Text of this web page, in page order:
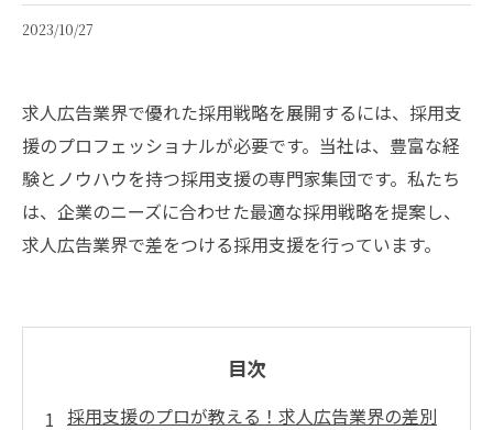
2023/10/27
求人広告業界で優れた採用戦略を展開するには、採用支
援のプロフェッショナルが必要です。当社は、豊富な経
験とノウハウを持つ採用支援の専門家集団です。私たち
は、企業のニーズに合わせた最適な採用戦略を提案し、
求人広告業界で差をつける採用支援を行っています。
目次
採用支援のプロが教える！求人広告業界の差別